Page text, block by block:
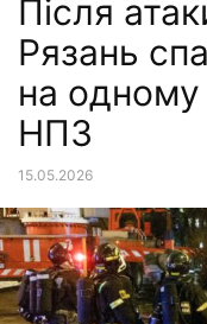
Після
Рязань
на одному
НПЗ
15.05.2026